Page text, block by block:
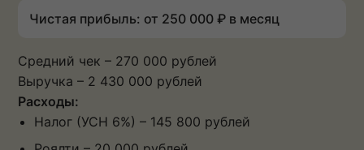
Чистая прибыль: от 250 000 ₽ в месяц
Средний чек – 270 000 рублей
Выручка – 2 430 000 рублей
Расходы:
Налог (УСН 6%) – 145 800 рублей